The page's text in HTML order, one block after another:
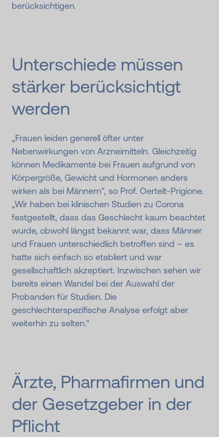
berücksichtigen.
Unterschiede müssen
stärker berücksichtigt
werden
„Frauen leiden generell öfter unter
Nebenwirkungen von Arzneimitteln. Gleichzeitig
können Medikamente bei Frauen aufgrund von
Körpergröße, Gewicht und Hormonen anders
wirken als bei Männern“, so Prof. Oertelt-Prigione.
„Wir haben bei klinischen Studien zu Corona
festgestellt, dass das Geschlecht kaum beachtet
wurde, obwohl längst bekannt war, dass Männer
und Frauen unterschiedlich betroffen sind – es
hatte sich einfach so etabliert und war
gesellschaftlich akzeptiert. Inzwischen sehen wir
bereits einen Wandel bei der Auswahl der
Probanden für Studien. Die
geschlechterspezifische Analyse erfolgt aber
weiterhin zu selten.“
Ärzte, Pharmafirmen und
der Gesetzgeber in der
Pflicht